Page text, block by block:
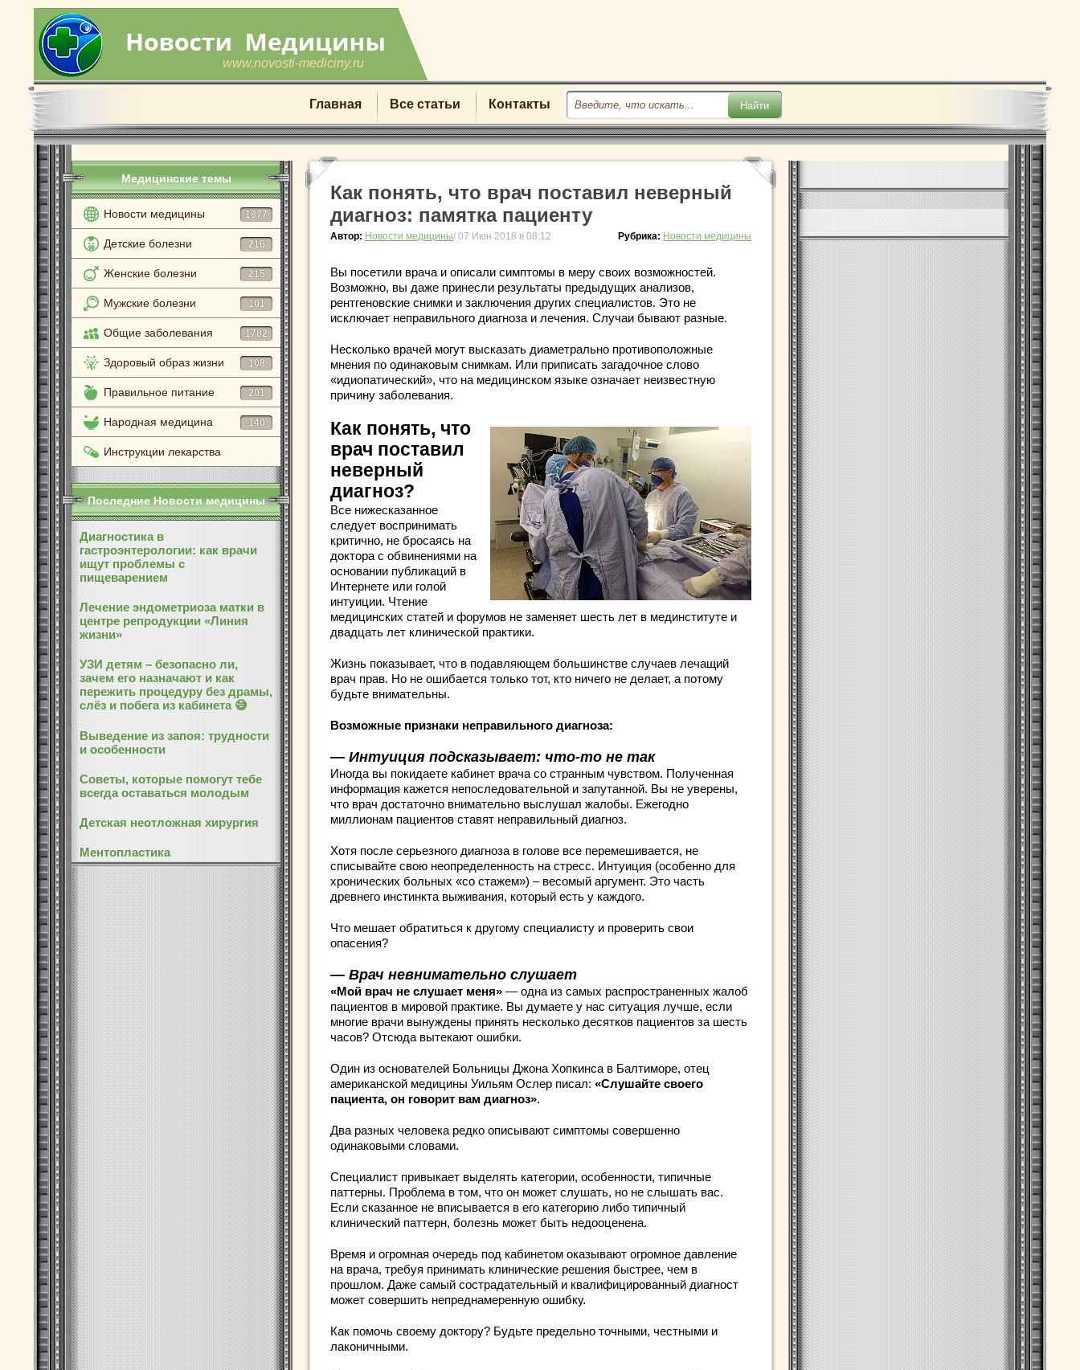
www.novosti-mediciny.ru
Главная Все статьи Контакты
Медицинские темы
Новости медицины 1877
Детские болезни 216
Женские болезни 215
Мужские болезни 101
Общие заболевания 1782
Здоровый образ жизни 108
Правильное питание 201
Народная медицина 140
Инструкции лекарства
Последние Новости медицины
Диагностика в
гастроэнтерологии: как врачи
ищут проблемы с
пищеварением
Лечение эндометриоза матки в
центре репродукции «Линия
жизни»
УЗИ детям – безопасно ли,
зачем его назначают и как
пережить процедуру без драмы,
слёз и побега из кабинета 😅
Выведение из запоя: трудности
и особенности
Советы, которые помогут тебе
всегда оставаться молодым
Детская неотложная хирургия
Ментопластика
Как понять, что врач поставил неверный
диагноз: памятка пациенту
Автор: Новости медицины/ 07 Июн 2018 в 08:12 Рубрика: Новости медицины
Вы посетили врача и описали симптомы в меру своих возможностей.
Возможно, вы даже принесли результаты предыдущих анализов,
рентгеновские снимки и заключения других специалистов. Это не
исключает неправильного диагноза и лечения. Случаи бывают разные.
Несколько врачей могут высказать диаметрально противоположные
мнения по одинаковым снимкам. Или приписать загадочное слово
«идиопатический», что на медицинском языке означает неизвестную
причину заболевания.
Как понять, что
врач поставил
неверный
диагноз?
Все нижесказанное
следует воспринимать
критично, не бросаясь на
доктора с обвинениями на
основании публикаций в
Интернете или голой
интуиции. Чтение
медицинских статей и форумов не заменяет шесть лет в мединституте и
двадцать лет клинической практики.
Жизнь показывает, что в подавляющем большинстве случаев лечащий
врач прав. Но не ошибается только тот, кто ничего не делает, а потому
будьте внимательны.
Возможные признаки неправильного диагноза:
— Интуиция подсказывает: что-то не так
Иногда вы покидаете кабинет врача со странным чувством. Полученная
информация кажется непоследовательной и запутанной. Вы не уверены,
что врач достаточно внимательно выслушал жалобы. Ежегодно
миллионам пациентов ставят неправильный диагноз.
Хотя после серьезного диагноза в голове все перемешивается, не
списывайте свою неопределенность на стресс. Интуиция (особенно для
хронических больных «со стажем») – весомый аргумент. Это часть
древнего инстинкта выживания, который есть у каждого.
Что мешает обратиться к другому специалисту и проверить свои
опасения?
— Врач невнимательно слушает
«Мой врач не слушает меня» — одна из самых распространенных жалоб
пациентов в мировой практике. Вы думаете у нас ситуация лучше, если
многие врачи вынуждены принять несколько десятков пациентов за шесть
часов? Отсюда вытекают ошибки.
Один из основателей Больницы Джона Хопкинса в Балтиморе, отец
американской медицины Уильям Ослер писал: «Слушайте своего
пациента, он говорит вам диагноз».
Два разных человека редко описывают симптомы совершенно
одинаковыми словами.
Специалист привыкает выделять категории, особенности, типичные
паттерны. Проблема в том, что он может слушать, но не слышать вас.
Если сказанное не вписывается в его категорию либо типичный
клинический паттерн, болезнь может быть недооценена.
Время и огромная очередь под кабинетом оказывают огромное давление
на врача, требуя принимать клинические решения быстрее, чем в
прошлом. Даже самый сострадательный и квалифицированный диагност
может совершить непреднамеренную ошибку.
Как помочь своему доктору? Будьте предельно точными, честными и
лаконичными.